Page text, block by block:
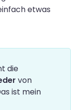
etwas
die
von
ist mein